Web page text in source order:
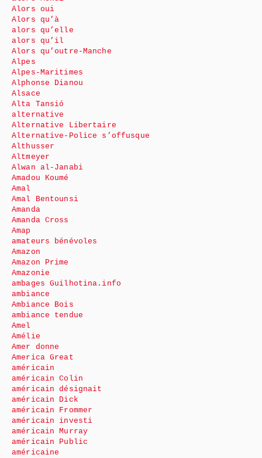
Alors oui
Alors qu’à
alors qu’elle
alors qu’il
Alors qu’outre-Manche
Alpes
Alpes-Maritimes
Alphonse Dianou
Alsace
Alta Tansió
alternative
Alternative Libertaire
Alternative-Police s’offusque
Althusser
Altmeyer
Alwan al-Janabi
Amadou Koumé
Amal
Amal Bentounsi
Amanda
Amanda Cross
Amap
amateurs bénévoles
Amazon
Amazon Prime
Amazonie
ambages Guilhotina.info
ambiance
Ambiance Bois
ambiance tendue
Amel
Amélie
Amer donne
America Great
américain
américain Colin
américain désignait
américain Dick
américain Frommer
américain investi
américain Murray
américain Public
américaine